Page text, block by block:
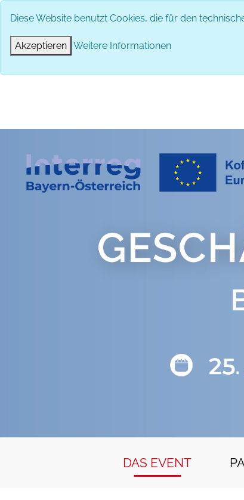
Diese Website benutzt Cookies, die für den
Akzeptieren Weitere Informationen
DAS EVENT